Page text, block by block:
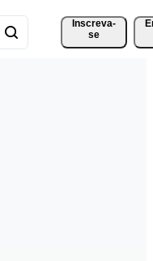
Inscreva-
se